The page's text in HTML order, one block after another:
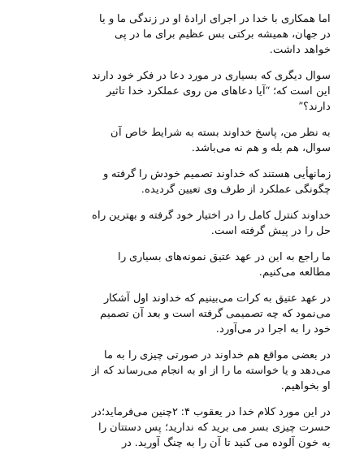
اما همکاری با خدا در اجرای ارادهٔ او در زندگی ما و یا
در جهان، همیشه برکتی بس عظیم برای ما در پی
خواهد داشت.
سوال دیگری که بسیاری در مورد دعا‌ در فکر خود دارند
این است که؛ “آیا دعاهای من روی عملکرد خدا تاثیر
دارند؟”
به نظر من، پاسخ خداوند بسته به شرایط خاص آن
سوال، هم بله و هم نه می‌‌باشد.
زمانهأیی هستند که خداوند تصمیم خودش را گرفته و
چگونگی عملکرد از طرف وی تعیین گردیده.
خداوند کنترل کامل را در اختیار خود گرفته و بهترین راه
حل را در پیش گرفته است.
ما راجع به این در عهد عتیق نمونه‌های بسیاری را
مطالعه می‌‌کنیم.
در عهد عتیق به کرات می‌‌بینیم که خداوند اول آشکار
می‌‌نمود که چه تصمیمی گرفته است و بعد آن تصمیم
خود را به اجرا در می‌‌آورد.
در بعضی مواقع هم خداوند در صورتی ‌چیزی را به ما
می‌‌دهد و یا خواسته ما را از او به انجام می‌‌رساند که از
او بخواهیم.
در این مورد کلام خدا در یعقوب ۴: ۲چنین می‌‌فرماید؛در
حسرت چیزی بسر می برید که ندارید؛ پس دستتان را
به خون آلوده می کنید تا آن را به چنگ آورید. در